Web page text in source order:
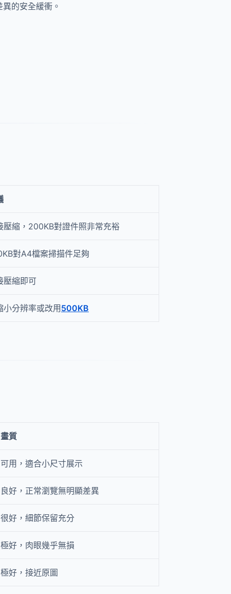
異的安全緩衝。
壓縮，200KB對證件照非常充裕
對A4檔案掃描件足夠
壓縮即可
小分辨率或改用 500KB
畫質
可用，適合小尺寸展示
良好，正常瀏覽無明顯差異
很好，細節保留充分
極好，肉眼幾乎無損
極好，接近原圖